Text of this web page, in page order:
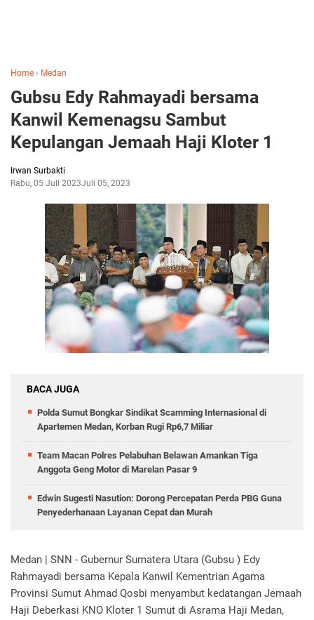
Home › Medan
Gubsu Edy Rahmayadi bersama
Kanwil Kemenagsu Sambut
Kepulangan Jemaah Haji Kloter 1
Irwan Surbakti
Rabu, 05 Juli 2023Juli 05, 2023
BACA JUGA
Polda Sumut Bongkar Sindikat Scamming Internasional di
Apartemen Medan, Korban Rugi Rp6,7 Miliar
Team Macan Polres Pelabuhan Belawan Amankan Tiga
Anggota Geng Motor di Marelan Pasar 9
Edwin Sugesti Nasution: Dorong Percepatan Perda PBG Guna
Penyederhanaan Layanan Cepat dan Murah
Medan | SNN - Gubernur Sumatera Utara (Gubsu ) Edy
Rahmayadi bersama Kepala Kanwil Kementrian Agama
Provinsi Sumut Ahmad Qosbi menyambut kedatangan Jemaah
Haji Deberkasi KNO Kloter 1 Sumut di Asrama Haji Medan,